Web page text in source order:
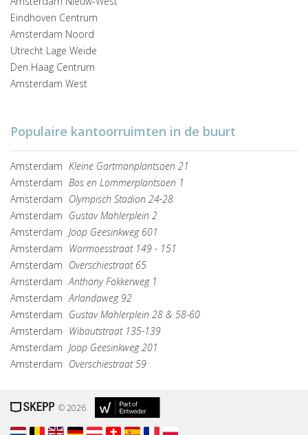
Eindhoven Centrum
Amsterdam Noord
Utrecht Lage Weide
Den Haag Centrum
Amsterdam West
Populaire kantoorruimten in de buurt
Amsterdam Kleine Gartmanplantsoen 21
Amsterdam Bos en Lommerplantsoen 1
Amsterdam Olympisch Stadion 24-28
Amsterdam Gustav Mahlerplein 2
Amsterdam Joop Geesinkweg 601
Amsterdam Warmoesstraat 149 - 151
Amsterdam Overschiestraat 65
Amsterdam Anthony Fokkerweg 1
Amsterdam Arlandaweg 92
Amsterdam Gustav Mahlerplein 28 & 58-60
Amsterdam Wibautstraat 135-139
Amsterdam Joop Geesinkweg 201
Amsterdam Overschiestraat 59
© 2026